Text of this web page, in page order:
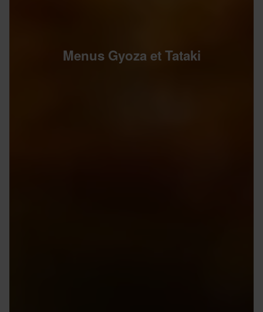
Menus Gyoza et Tataki